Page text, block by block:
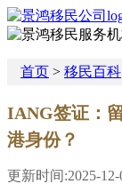
首页 > 移民百科
IANG签证：
港身份？
更新时间:2025-12-